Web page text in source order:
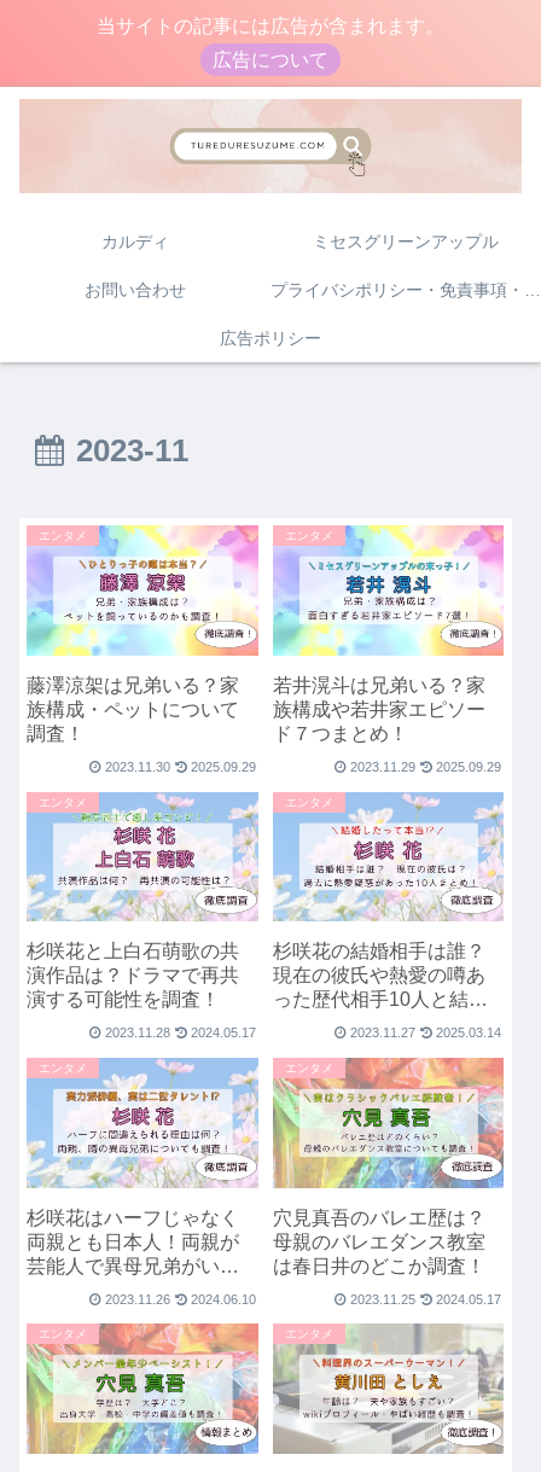
当サイトの記事には広告が含まれます。
広告について
カルディ ミセスグリーンアップル
お問い合わせ
広告ポリシー
2023-11
エンタメ
藤澤涼架は兄弟いる？家
族構成・ペットについて
調査！
2023.11.30 2025.09.29
エンタメ
若井滉斗は兄弟いる？家
族構成や若井家エピソー
ド７つまとめ！
2023.11.29 2025.09.29
エンタメ
杉咲花と上白石萌歌の共
演作品は？ドラマで再共
演する可能性を調査！
2023.11.28 2024.05.17
エンタメ
杉咲花の結婚相手は誰？
現在の彼氏や熱愛の噂あ
った歴代相手10人と結婚
観・好みのタイプを調
2023.11.27 2025.03.14
エンタメ
杉咲花はハーフじゃなく
両親とも日本人！両親が
芸能人で異母兄弟がいる
って本当？噂を調査！
2023.11.26 2024.06.10
エンタメ
穴見真吾のバレエ歴は？
母親のバレエダンス教室
は春日井のどこか調査！
2023.11.25 2024.05.17
エンタメ エンタメ